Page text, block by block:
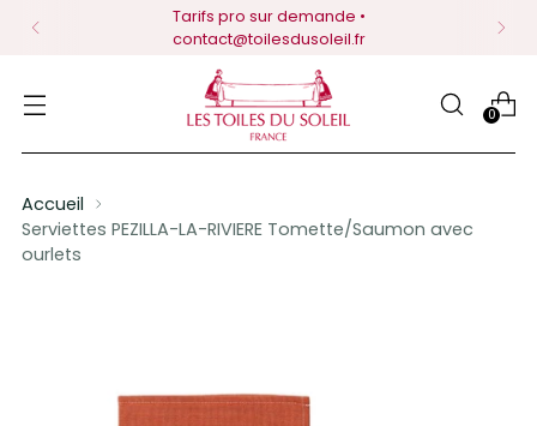
Tarifs pro sur demande •
contact@toilesdusoleil.fr
0
Accueil
Serviettes PEZILLA-LA-RIVIERE Tomette/Saumon avec
ourlets